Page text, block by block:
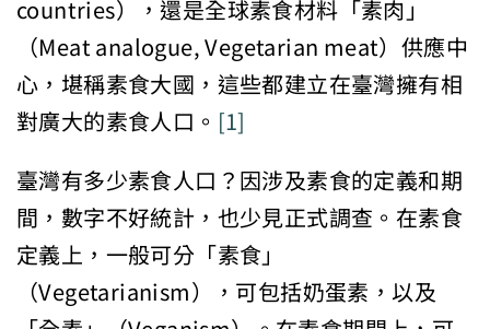
（Meat analogue, Vegetarian meat）供應中
心，堪稱素食大國，這些都建立在臺灣擁有相
對廣大的素食人口。[1]
臺灣有多少素食人口？因涉及素食的定義和期
間，數字不好統計，也少見正式調查。在素食
定義上，一般可分「素食」
（Vegetarianism），可包括奶蛋素，以及